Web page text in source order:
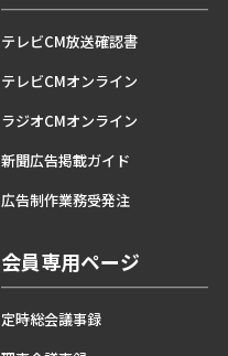
テレビCM放送確認書
テレビCMオンライン
ラジオCMオンライン
新聞広告掲載ガイド
広告制作業務受発注
会員専用ページ
定時総会議事録